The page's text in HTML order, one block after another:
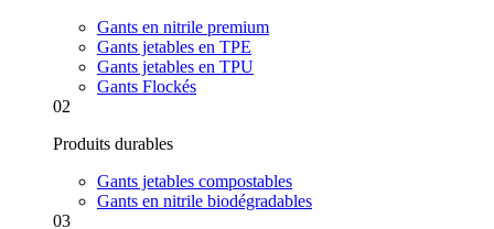
Gants en nitrile premium
Gants jetables en TPE
Gants jetables en TPU
Gants Flockés
02
Produits durables
Gants jetables compostables
Gants en nitrile biodégradables
03